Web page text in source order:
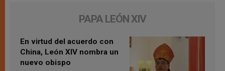
PAPA LEÓN XIV
En virtud del acuerdo con
China, León XIV nombra un
nuevo obispo